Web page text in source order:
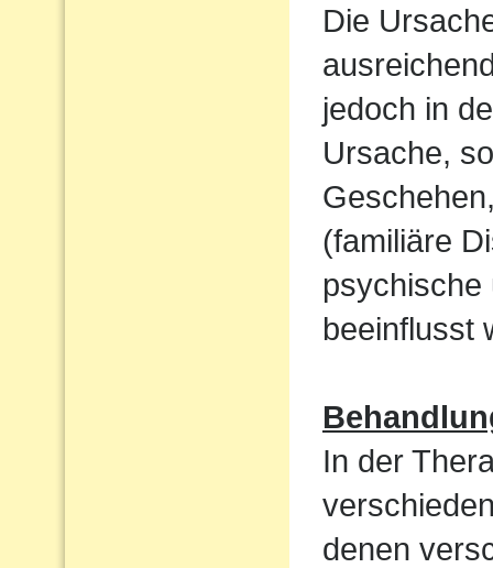
Die
jedoch in
Ursache,
(familiäre
psychische
beeinflusst
In der
denen